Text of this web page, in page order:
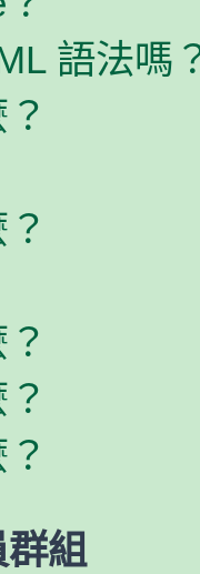
語法嗎
組